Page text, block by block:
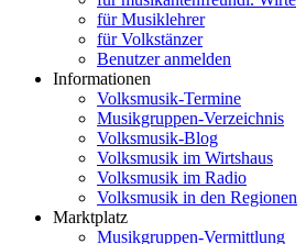
für Musiklehrer
für Volkstänzer
Benutzer anmelden
Informationen
Volksmusik-Termine
Musikgruppen-Verzeichnis
Volksmusik-Blog
Volksmusik im Wirtshaus
Volksmusik im Radio
Volksmusik in den Regionen
Marktplatz
Musikgruppen-Vermittlung